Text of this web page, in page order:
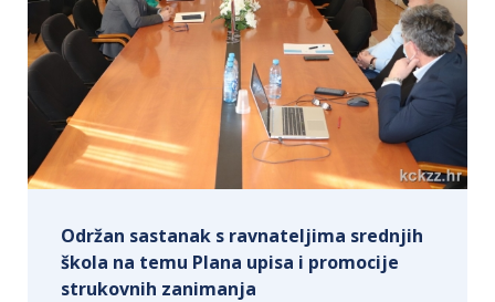
Održan sastanak s ravnateljima srednjih
škola na temu Plana upisa i promocije
strukovnih zanimanja